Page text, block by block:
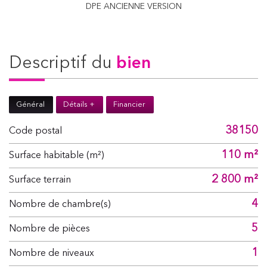
DPE ANCIENNE VERSION
descriptif du bien
Général Détails + Financier
Code postal 38150
Surface habitable (m²) 110 m²
surface terrain 2 800 m²
Nombre de chambre(s) 4
Nombre de pièces 5
Nombre de niveaux 1